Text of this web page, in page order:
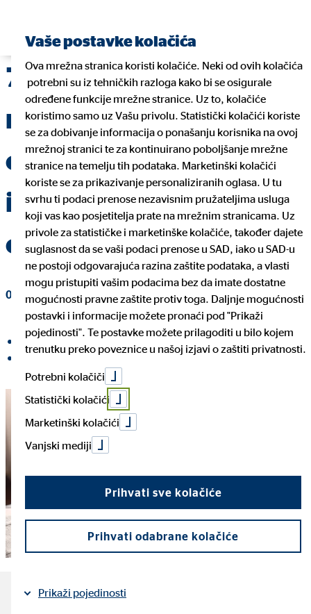
7 pogrešaka kod
mirovinskog
osiguranja: donesite
ispravne financijske
odluke
03. listopada 2022|OVB Allfinanz Croatia d.o.o.
Podijeli na Facebooku
Podijeli na LinkedInu
Najvažnije činjenice o
Vaše postavke kolačića
Ova mrežna stranica koristi kolačiće. Neki od ovih kolačića
potrebni su iz tehničkih razloga kako bi se osigurale
određene funkcije mrežne stranice. Uz to, kolačiće
koristimo samo uz Vašu privolu. Statistički kolačići koriste
se za dobivanje informacija o ponašanju korisnika na ovoj
mrežnoj stranici te za kontinuirano poboljšanje mrežne
stranice na temelju tih podataka. Marketinški kolačići
koriste se za prikazivanje personaliziranih oglasa. U tu
svrhu ti podaci prenose nezavisnim pružateljima usluga
koji vas kao posjetitelja prate na mrežnim stranicama. Uz
privole za statističke i marketinške kolačiće, također dajete
suglasnost da se vaši podaci prenose u SAD, iako u SAD-u
ne postoji odgovarajuća razina zaštite podataka, a vlasti
mogu pristupiti vašim podacima bez da imate dostatne
mogućnosti pravne zaštite protiv toga. Daljnje mogućnosti
postavki i informacije možete pronaći pod "Prikaži
pojedinosti". Te postavke možete prilagoditi u bilo kojem
trenutku preko poveznice u našoj izjavi o zaštiti privatnosti.
Potrebni kolačiči
Statistički kolačići
Marketinški kolačići
Vanjski mediji
Prihvati sve kolačiće
Prihvati odabrane kolačiće
Prikaži pojedinosti